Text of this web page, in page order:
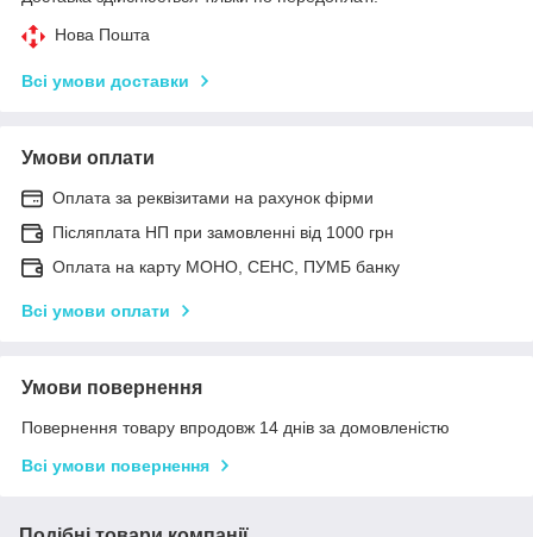
Нова Пошта
Всі умови доставки
Умови оплати
Оплата за реквізитами на рахунок фірми
Післяплата НП при замовленні від 1000 грн
Оплата на карту МОНО, СЕНС, ПУМБ банку
Всі умови оплати
Умови повернення
Повернення товару впродовж 14 днів за домовленістю
Всі умови повернення